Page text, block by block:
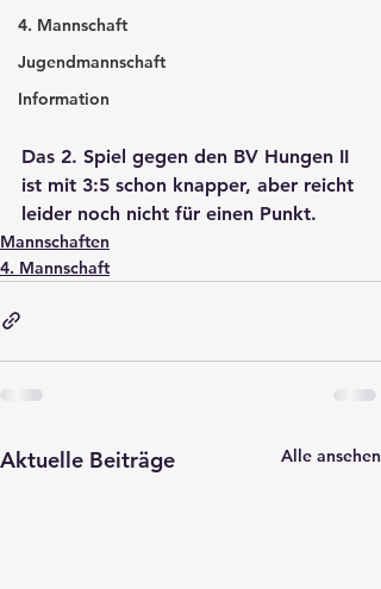
4. Mannschaft
Jugendmannschaft
Information
Das 2. Spiel gegen den BV Hungen II
ist mit 3:5 schon knapper, aber reicht
leider noch nicht für einen Punkt.
Mannschaften
4. Mannschaft
Aktuelle Beiträge Alle ansehen